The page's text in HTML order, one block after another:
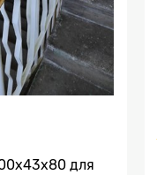
для